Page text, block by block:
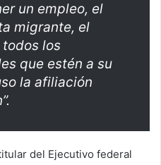
un empleo, el
migrante, el
los
que estén a su
la afiliación
del Ejecutivo federal